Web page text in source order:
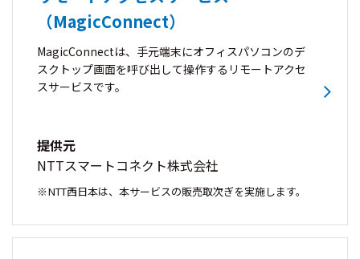
（MagicConnect）
MagicConnectは、手元端末にオフィスパソコンのデ
スクトップ画面を呼び出して操作するリモートアクセ
スサービスです。
提供元
NTTスマートコネクト株式会社
NTT西日本は、本サービスの販売取次ぎを実施します。